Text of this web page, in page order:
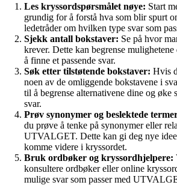
Les kryssordspørsmålet nøye: Start
grundig for å forstå hva som blir spurt
ledetråder om hvilken type svar som
Sjekk antall bokstaver: Se på hvor
krever. Dette kan begrense
å finne et passende svar.
Søk etter tilstøtende bokstaver: Hvis
noen av de omliggende bokstavene i
til å begrense alternativene dine og øke
svar.
Prøv synonymer og beslektede
du prøve å tenke på synonymer eller
UTVALGET. Dette kan gi deg nye
komme videre i kryssordet.
Bruk ordbøker og kryssordhjelpere:
konsultere ordbøker eller online
mulige svar som passer med